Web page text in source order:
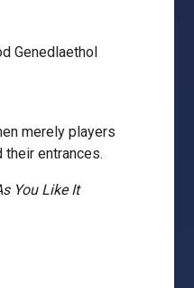
Genedlaethol
merely players
their entrances.
You Like It